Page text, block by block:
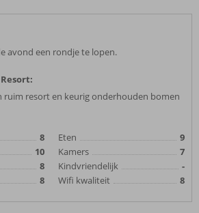
avond een rondje te lopen.
ruim resort en keurig onderhouden bomen
8
10
8
8
Eten
9
Kamers
7
Kindvriendelijk
-
Wifi kwaliteit
8